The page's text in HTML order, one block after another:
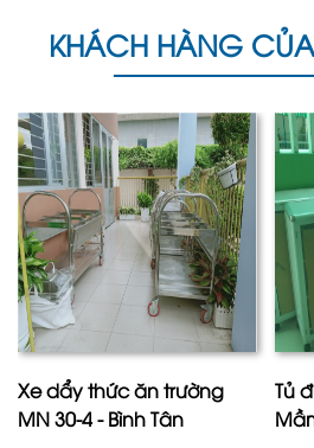
KHÁCH HÀNG
Xe dẩy thức ăn trường
MN 30-4 - Bình Tân
Tủ